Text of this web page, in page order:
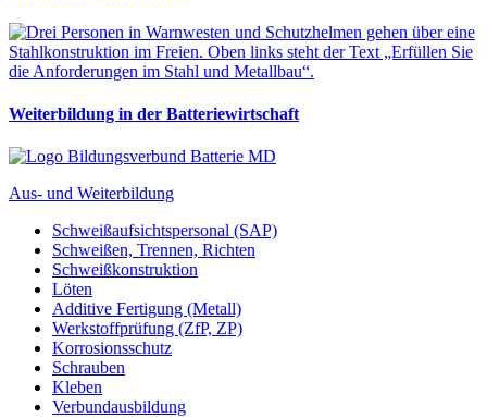
Weiterbildung in der Batteriewirtschaft
Aus- und Weiterbildung
Schweißaufsichtspersonal (SAP)
Schweißen, Trennen, Richten
Schweißkonstruktion
Löten
Additive Fertigung (Metall)
Werkstoffprüfung (ZfP, ZP)
Korrosionsschutz
Schrauben
Kleben
Verbundausbildung